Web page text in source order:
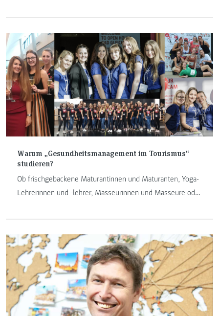
Warum „Gesundheitsmanagement im Tourismus“
studieren?
Ob frischgebackene Maturantinnen und Maturanten, Yoga-
Lehrerinnen und -lehrer, Masseurinnen und Masseure oder
kommen, um ihre Kenntnisse, Interessen oder
Leidenschaften auf eine wissenschaftliche Ebene zu heben
und mit dieser Basis ihre Karrierewege zu bestreiten.